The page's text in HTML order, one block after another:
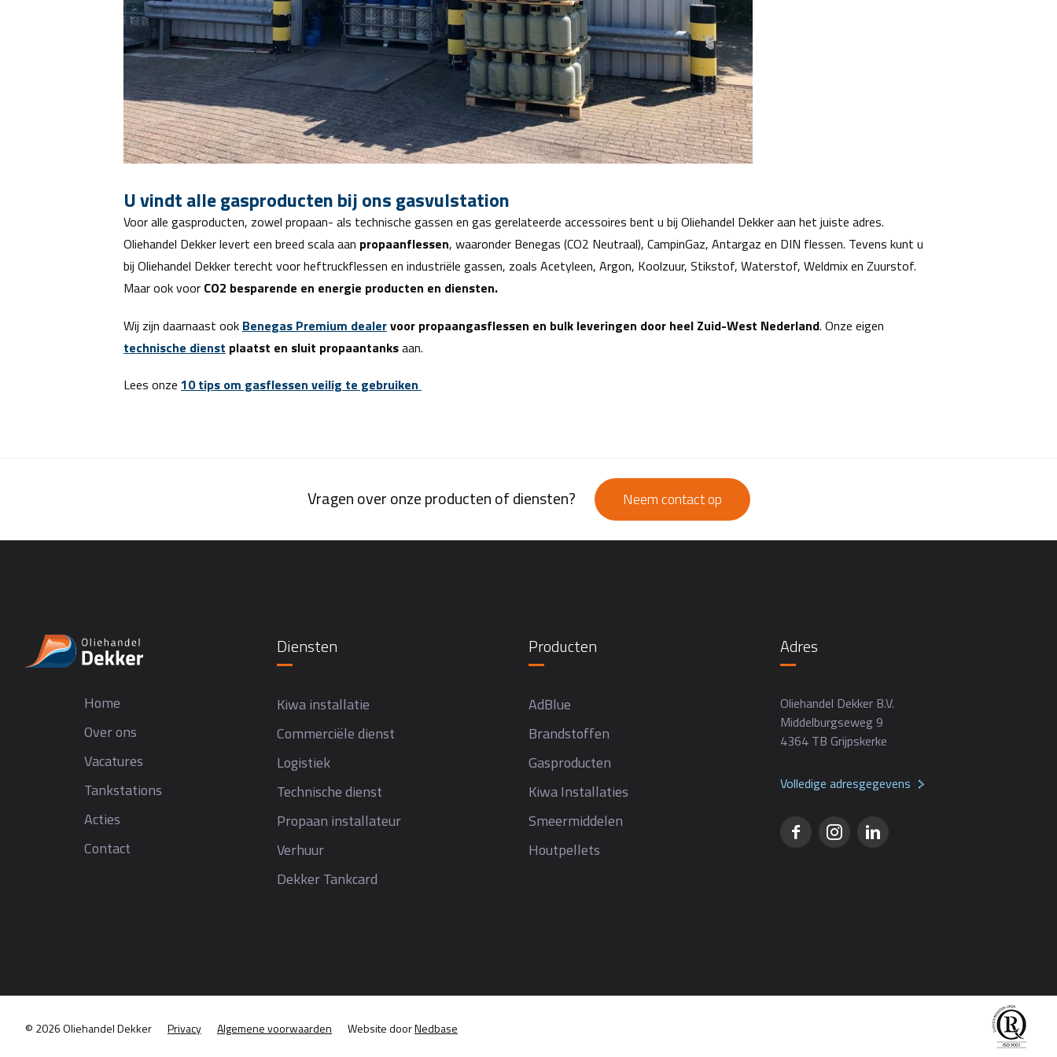
U vindt alle gasproducten bij ons gasvulstation
Voor alle gasproducten, zowel propaan- als technische gassen en gas gerelateerde accessoires bent u bij Oliehandel Dekker aan het juiste adres.
Oliehandel Dekker levert een breed scala aan propaanflessen, waaronder Benegas (CO2 Neutraal), CampinGaz, Antargaz en DIN flessen. Tevens kunt u
bij Oliehandel Dekker terecht voor heftruckflessen en industriële gassen, zoals Acetyleen, Argon, Koolzuur, Stikstof, Waterstof, Weldmix en Zuurstof.
Maar ook voor CO2 besparende en energie producten en diensten.
Wij zijn daarnaast ook Benegas Premium dealervoor propaangasflessen en bulk leveringen door heel Zuid-West Nederland. Onze eigen
technische dienst plaatst en sluit propaantanksaan.
Lees onze 10 tips om gasflessen veilig te gebruiken
Vragen over onze producten of diensten? Neem contact op
Home
Over ons
Vacatures
Tankstations
Acties
Contact
Diensten
Kiwa installatie
Commerciële dienst
Logistiek
Technische dienst
Propaan installateur
Verhuur
Dekker Tankcard
Producten
AdBlue
Brandstoffen
Gasproducten
Kiwa Installaties
Smeermiddelen
Houtpellets
Adres
Oliehandel Dekker B.V.
Middelburgseweg 9
4364 TB Grijpskerke
Volledige adresgegevens
© 2026 Oliehandel Dekker Privacy Algemene voorwaarden Website doorNedbase